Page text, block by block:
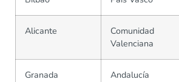
Alicante
Comunidad
Valenciana
Granada Andalucía